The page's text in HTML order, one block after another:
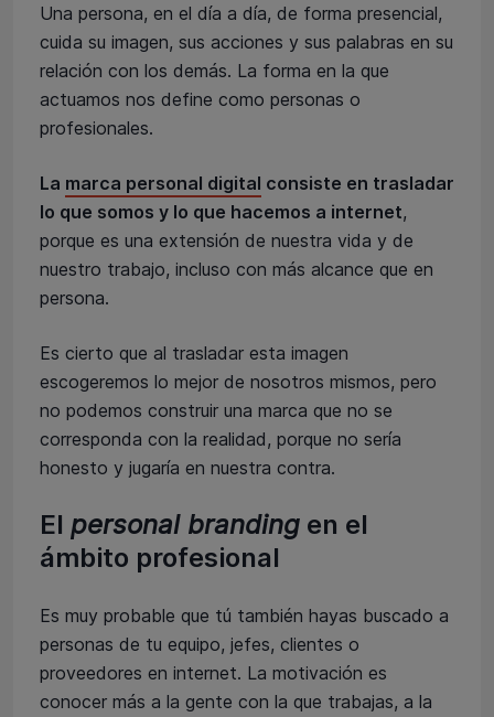
Una persona, en el día a día, de forma presencial,
cuida su imagen, sus acciones y sus palabras en su
relación con los demás. La forma en la que
actuamos nos define como personas o
profesionales.
La marca personal digital consiste en trasladar
lo que somos y lo que hacemos a internet,
porque es una extensión de nuestra vida y de
nuestro trabajo, incluso con más alcance que en
persona.
Es cierto que al trasladar esta imagen
escogeremos lo mejor de nosotros mismos, pero
no podemos construir una marca que no se
corresponda con la realidad, porque no sería
honesto y jugaría en nuestra contra.
El personal branding en el
ámbito profesional
Es muy probable que tú también hayas buscado a
personas de tu equipo, jefes, clientes o
proveedores en internet. La motivación es
conocer más a la gente con la que trabajas, a la